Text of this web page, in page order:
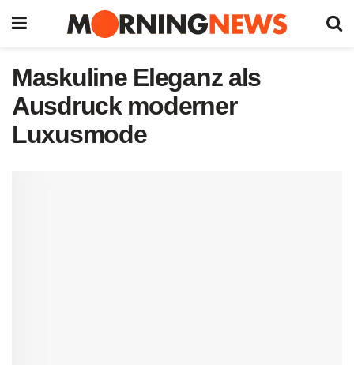
Maskuline Eleganz als
Ausdruck moderner
Luxusmode